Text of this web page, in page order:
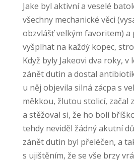
Jake byl aktivní a veselé
všechny mechanické věci
obzvlášť velkým favoritem) a
vyšplhat na každý kopec,
Když byly Jakeovi dva roky, v
zánět dutin a dostal
u něj objevila silná zácpa s
měkkou, žlutou stolicí, začal
a stěžoval si, že ho bolí
tehdy neviděl žádný akutní
zánět dutin byl přeléčen, a
s ujištěním, že se vše brzy